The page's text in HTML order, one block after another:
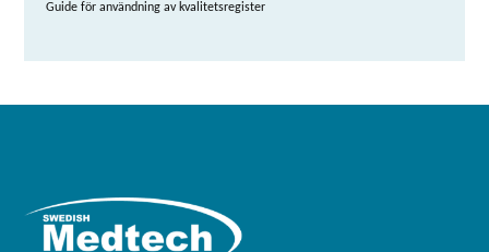
Guide för användning av kvalitetsregister